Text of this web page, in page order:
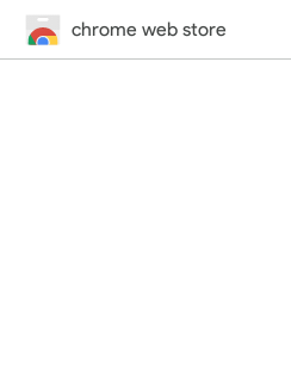
chrome web store